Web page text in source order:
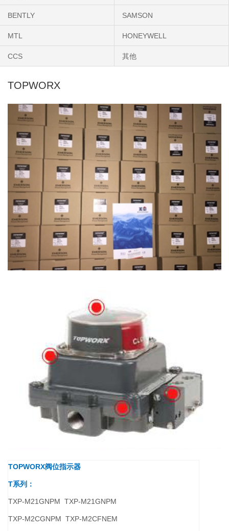
BENTLY SAMSON
MTL HONEYWELL
CCS 其他
TOPWORX
TOPWORX阀位指示器
T系列：
TXP-M21GNPM TXP-M21GNPM
TXP-M2CGNPM TXP-M2CFNEM